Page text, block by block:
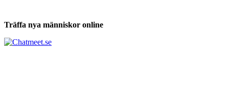
Träffa nya människor online